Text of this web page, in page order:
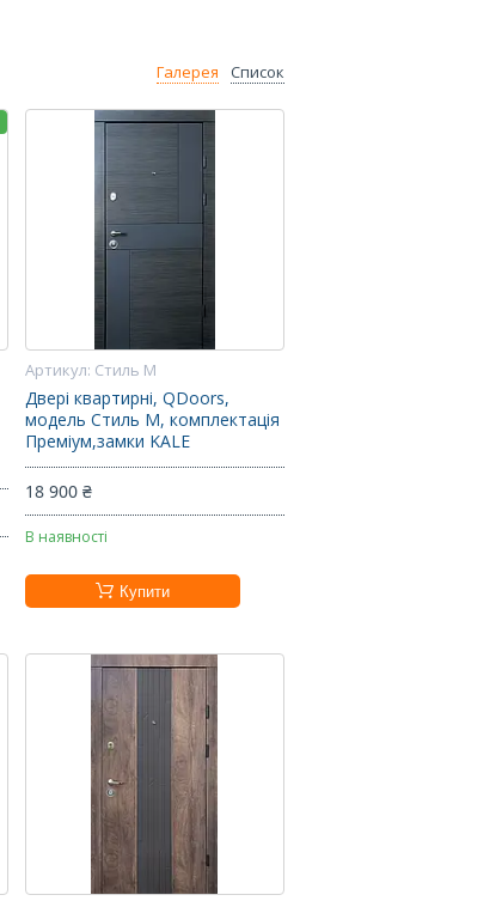
Галерея Список
Стиль М
Двері квартирні, QDoors,
модель Стиль М, комплектація
Преміум,замки KALE
18 900 ₴
В наявності
Купити